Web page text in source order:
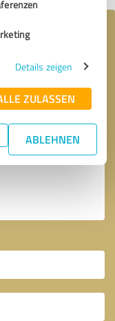
Details zeigen
ZULASSEN
ABLEHNEN
Dahler